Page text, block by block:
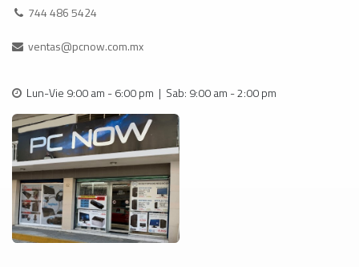
744 486 5424
ventas@pcnow.com.mx
Lun-Vie 9:00 am - 6:00 pm | Sab: 9:00 am - 2:00 pm